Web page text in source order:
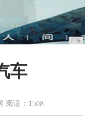
广告
车
阅读：1508